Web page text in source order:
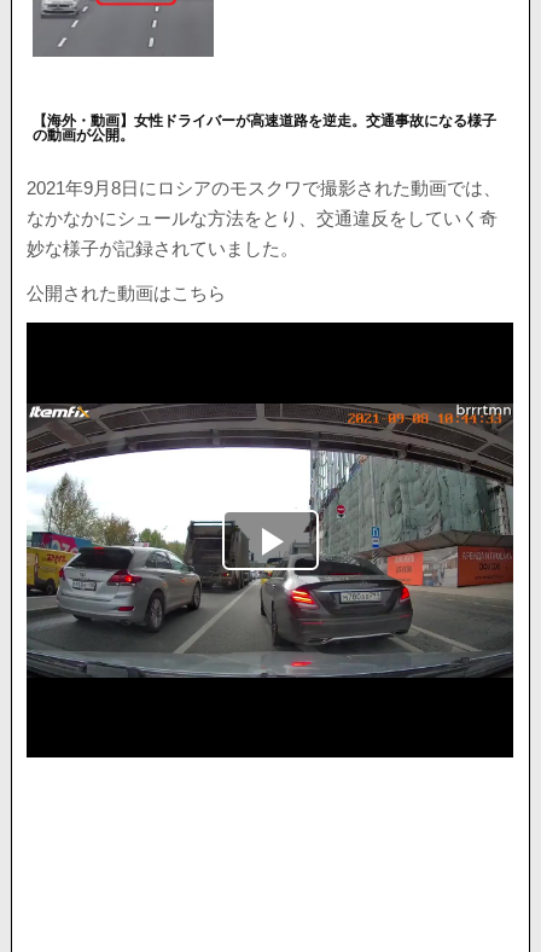
【海外・動画】女性ドライバーが高速道路を逆走。交通事故になる様子
の動画が公開。
2021年9月8日にロシアのモスクワで撮影された動画では、
なかなかにシュールな方法をとり、交通違反をしていく奇
妙な様子が記録されていました。
公開された動画はこちら